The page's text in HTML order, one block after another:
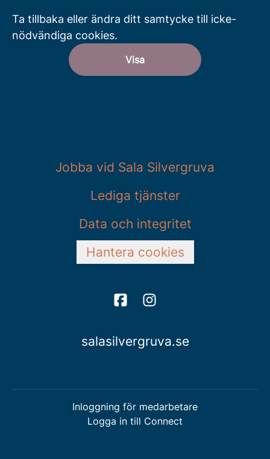
Ta tillbaka eller ändra ditt samtycke till icke-
nödvändiga cookies.
Visa
Jobba vid Sala Silvergruva
Lediga tjänster
Data och integritet
Hantera cookies
salasilvergruva.se
Inloggning för medarbetare
Logga in till Connect